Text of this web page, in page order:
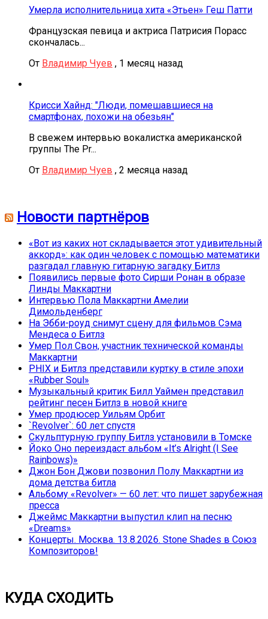
Умерла исполнительница хита «Этьен» Геш Патти
Французская певица и актриса Патрисия Порасс
скончалась...
От Владимир Чуев , 1 месяц назад
Крисси Хайнд: "Люди, помешавшиеся на
смартфонах, похожи на обезьян"
В свежем интервью вокалистка американской
группы The Pr...
От Владимир Чуев , 2 месяца назад
Новости партнёров
«Вот из каких нот складывается этот удивительный
аккорд»: как один человек с помощью математики
разгадал главную гитарную загадку Битлз
Появились первые фото Сирши Ронан в образе
Линды Маккартни
Интервью Пола Маккартни Амелии
Димольденберг
На Эбби-роуд снимут сцену для фильмов Сэма
Мендеса о Битлз
Умер Пол Свон, участник технической команды
Маккартни
PHIX и Битлз представили куртку в стиле эпохи
«Rubber Soul»
Музыкальный критик Билл Уаймен представил
рейтинг песен Битлз в новой книге
Умер продюсер Уильям Орбит
`Revolver`: 60 лет спустя
Скульптурную группу Битлз установили в Томске
Йоко Оно переиздаст альбом «It’s Alright (I See
Rainbows)»
Джон Бон Джови позвонил Полу Маккартни из
дома детства битла
Альбому «Revolver» — 60 лет: что пишет зарубежная
пресса
Джеймс Маккартни выпустил клип на песню
«Dreams»
Концерты. Москва. 13.8.2026. Stone Shades в Союз
Композиторов!
КУДА СХОДИТЬ